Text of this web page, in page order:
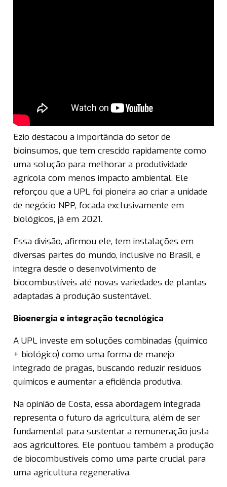
Ezio destacou a importância do setor de
bioinsumos, que tem crescido rapidamente como
uma solução para melhorar a produtividade
agrícola com menos impacto ambiental. Ele
reforçou que a UPL foi pioneira ao criar a unidade
de negócio NPP, focada exclusivamente em
biológicos, já em 2021.
Essa divisão, afirmou ele, tem instalações em
diversas partes do mundo, inclusive no Brasil, e
integra desde o desenvolvimento de
biocombustíveis até novas variedades de plantas
adaptadas à produção sustentável.
Bioenergia e integração tecnológica
A UPL investe em soluções combinadas (químico
+ biológico) como uma forma de manejo
integrado de pragas, buscando reduzir resíduos
químicos e aumentar a eficiência produtiva.
Na opinião de Costa, essa abordagem integrada
representa o futuro da agricultura, além de ser
fundamental para sustentar a remuneração justa
aos agricultores. Ele pontuou também a produção
de biocombustíveis como uma parte crucial para
uma agricultura regenerativa.